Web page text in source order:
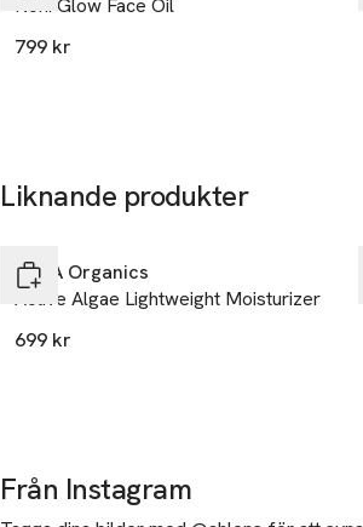
• Stimulerar
Noni Glow Face Oil
799 kr
Liknande produkter
KORA Organics
Active Algae Lightweight Moisturizer
699 kr
Från Instagram